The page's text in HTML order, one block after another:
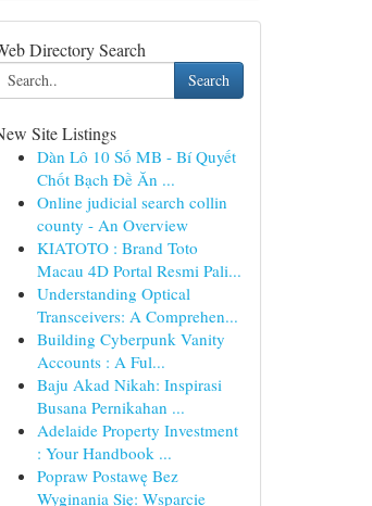
Directory Search
Search
Site Listings
Dàn Lô 10 Số MB - Bí Quyết
Chốt Bạch Đề Ăn ...
Online judicial search collin
county - An Overview
KIATOTO : Brand Toto
Macau 4D Portal Resmi Pali...
Understanding Optical
Transceivers: A Comprehen...
Building Cyberpunk Vanity
Accounts : A Ful...
Baju Akad Nikah: Inspirasi
Busana Pernikahan ...
Adelaide Property Investment
: Your Handbook ...
Popraw Postawę Bez
Wyginania Się: Wsparcie